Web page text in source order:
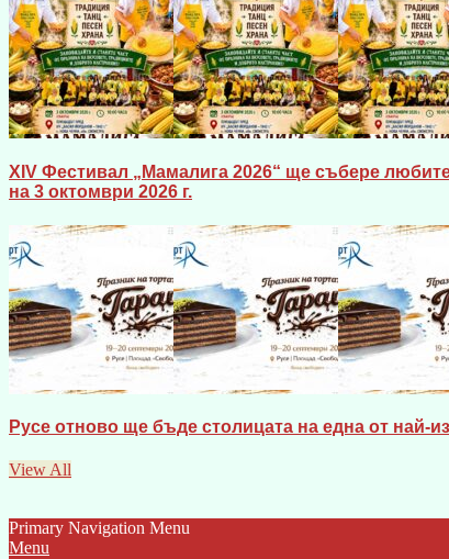
XIV Фестивал „Мамалига 2026“ ще събере
на 3 октомври 2026 г.
Русе отново ще бъде столицата на една от най-
View All
Primary Navigation Menu
Menu